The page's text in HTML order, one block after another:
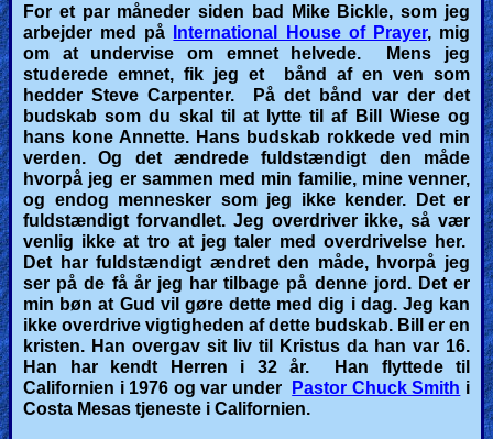
Vids
for
New
Believers
Heaven
Hell
Prayer
For et par måneder siden bad Mike Bickle, som jeg
arbejder med på
International House of Prayer, mig
om at undervise om emnet helvede. Mens jeg
studerede emnet, fik jeg et bånd af en ven som
hedder Steve Carpenter. På det bånd var der det
budskab som du skal til at lytte til af Bill Wiese og
hans kone Annette. Hans budskab rokkede ved min
verden. Og det ændrede fuldstændigt den måde
hvorpå jeg er sammen med min familie, mine venner,
og endog mennesker som jeg ikke kender.
Det er
fuldstændigt forvandlet. Jeg overdriver ikke, så vær
venlig ikke at tro at jeg taler med overdrivelse her.
Det har fuldstændigt ændret den måde, hvorpå jeg
ser på de få år jeg har tilbage på denne jord. Det er
min bøn at Gud vil gøre dette med dig i dag. Jeg kan
ikke overdrive vigtigheden af dette budskab. Bill er en
kristen. Han overgav sit liv til Kristus da han var 16.
Han har kendt Herren i 32 år. Han flyttede til
Californien i 1976 og var under
Pastor Chuck Smith i
Costa Mesas tjeneste i Californien.